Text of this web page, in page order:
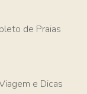
de Praias
e Dicas